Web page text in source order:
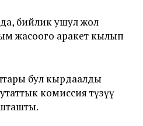
бийлик ушул жол
жасоого аракет кылып
бул кырдаалды
комиссия түзүү